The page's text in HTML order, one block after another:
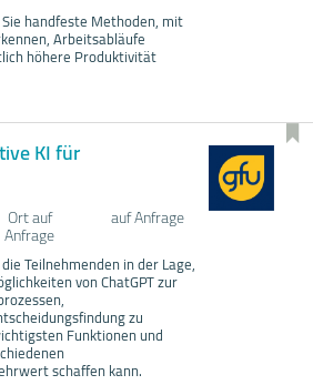
handfeste Methoden, mit
Arbeitsabläufe
höhere Produktivität
KI für
Ort auf
Anfrage
auf Anfrage
Teilnehmenden in der Lage,
von ChatGPT zur
zu
Funktionen und
schaffen kann.